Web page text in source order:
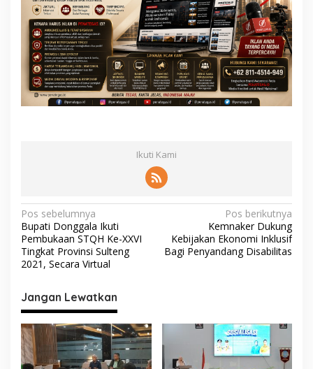
Ikuti Kami
N
a
v
i
g
a
s
i
Pos sebelumnya
Bupati Donggala Ikuti
Pembukaan STQH Ke-XXVI
Tingkat Provinsi Sulteng
2021, Secara Virtual
Pos berikutnya
Kemnaker Dukung
Kebijakan Ekonomi Inklusif
Bagi Penyandang Disabilitas
Jangan Lewatkan